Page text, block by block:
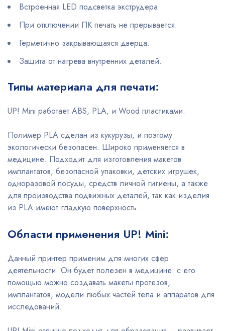
Встроенная LED подсветка экструдера.
При отключении ПК печать не прерывается.
Герметично закрывающаяся дверца.
Защита от нагрева внутренних деталей.
Типы материала для печати:
UP! Mini работает ABS, PLA, и Wood пластиками.
Полимер PLA сделан из кукурузы, и поэтому
экологически безопасен. Широко применяется в
медицине. Подходит для изготовления макетов
имплантатов, безопасной упаковки, детских игрушек,
одноразовой посуды, средств личной гигиены, а также
для производства подвижных деталей, так как изделия
из PLA имеют гладкую поверхность.
Области применения UP! Mini:
Данный принтер применим для многих сфер
деятельности. Он будет полезен в медицине: с его
помощью можно создавать макеты протезов,
имплантатов, модели любых частей тела и аппаратов для
исследований.